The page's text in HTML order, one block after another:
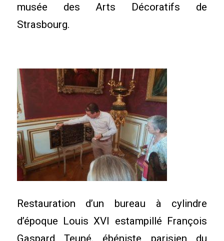
musée des Arts Décoratifs de
Strasbourg.
Restauration d’un bureau à cylindre
d’époque Louis XVI estampillé François